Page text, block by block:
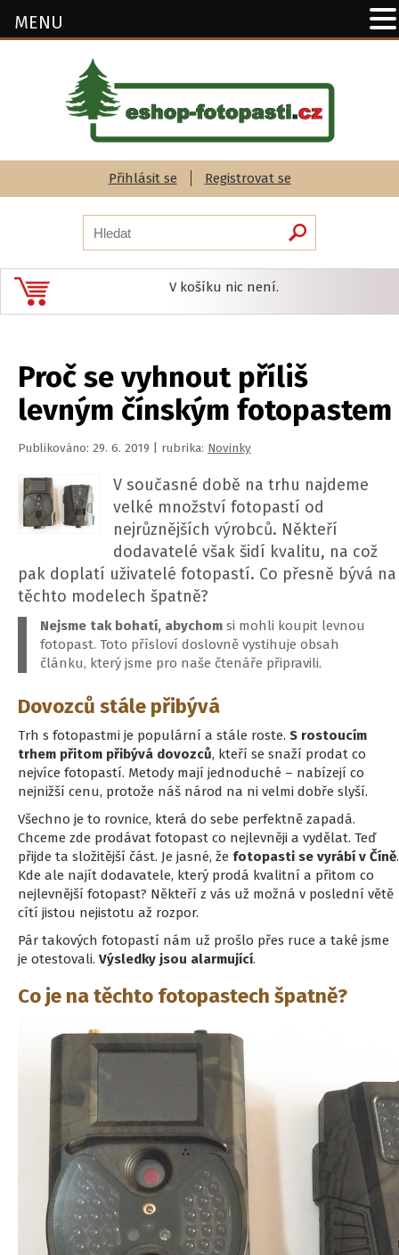
Přihlásit se Registrovat se
V košíku nic není.
Proč se vyhnout příliš
levným čínským fotopastem
Publikováno: 29. 6. 2019 | rubrika: Novinky
V současné době na trhu najdeme
velké množství fotopastí od
nejrůznějších výrobců. Někteří
dodavatelé však šidí kvalitu, na což
pak doplatí uživatelé fotopastí. Co přesně bývá na
těchto modelech špatně?
Nejsme tak bohatí, abychom si mohli koupit levnou
fotopast. Toto přísloví doslovně vystihuje obsah
článku, který jsme pro naše čtenáře připravili.
Dovozců stále přibývá
Trh s fotopastmi je populární a stále roste. S rostoucím
trhem přitom přibývá dovozců, kteří se snaží prodat co
nejvíce fotopastí. Metody mají jednoduché – nabízejí co
nejnižší cenu, protože náš národ na ni velmi dobře slyší.
Všechno je to rovnice, která do sebe perfektně zapadá.
Chceme zde prodávat fotopast co nejlevněji a vydělat. Teď
přijde ta složitější část. Je jasné, že fotopasti se vyrábí v Číně.
Kde ale najít dodavatele, který prodá kvalitní a přitom co
nejlevnější fotopast? Někteří z vás už možná v poslední větě
cítí jistou nejistotu až rozpor.
Pár takových fotopastí nám už prošlo přes ruce a také jsme
je otestovali. Výsledky jsou alarmující.
Co je na těchto fotopastech špatně?
MENU